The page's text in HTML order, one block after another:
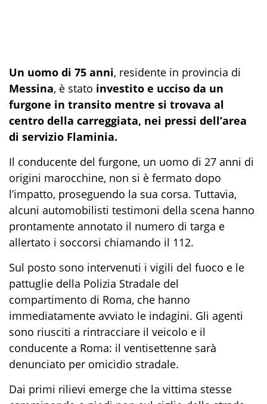
Un uomo di 75 anni, residente in provincia di
Messina, è stato investito e ucciso da un
furgone in transito mentre si trovava al
centro della carreggiata, nei pressi dell’area
di servizio Flaminia.
Il conducente del furgone, un uomo di 27 anni di
origini marocchine, non si è fermato dopo
l’impatto, proseguendo la sua corsa. Tuttavia,
alcuni automobilisti testimoni della scena hanno
prontamente annotato il numero di targa e
allertato i soccorsi chiamando il 112.
Sul posto sono intervenuti i vigili del fuoco e le
pattuglie della Polizia Stradale del
compartimento di Roma, che hanno
immediatamente avviato le indagini. Gli agenti
sono riusciti a rintracciare il veicolo e il
conducente a Roma: il ventisettenne sarà
denunciato per omicidio stradale.
Dai primi rilievi emerge che la vittima stesse